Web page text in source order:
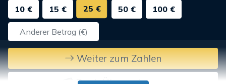
10 €
15 € 25 € 50 € 100 €
Weiter zum Zahlen